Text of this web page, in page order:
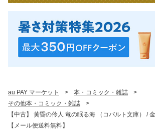
au PAY マーケット > 本・コミック・雑誌
>
その他本・コミック・雑誌
>
【中古】 黄昏の伶人 竜の眠る海 （コバルト文庫） /
【メール便送料無料】